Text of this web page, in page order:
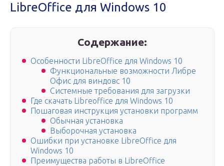
LibreOffice для Windows 10
Содержание:
Особенности LibreOffice для Windows 10
Функциональные возможности Либре
Офис для виндовс 10
Системные требования для загрузки
Где скачать Libreoffice для Windows 10
Пошаговая инструкция установки программ
Обычная установка
Выборочная установка
Ошибки при установке LibreOffice для
Windows 10
Преимущества работы в LibreOffice